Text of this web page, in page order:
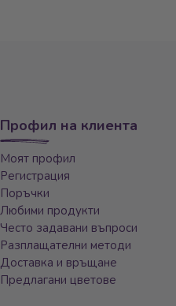
Профил на клиента
Моят профил
Регистрация
Поръчки
Любими продукти
Често задавани въпроси
Разплащателни методи
Доставка и връщане
Предлагани цветове